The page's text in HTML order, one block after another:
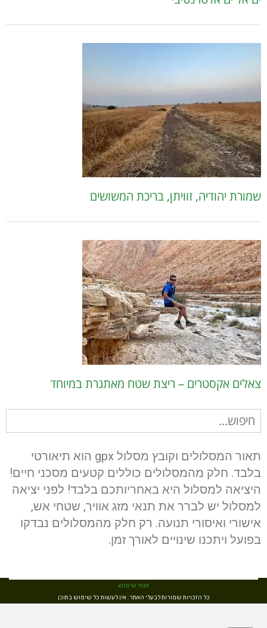
שמורת יהודיה, זוויתן, בריכת המשושים
צאלים אקסטרים – ריצת שטח מאתגרת במיוחד
חיפוש
עבור:
תאור המסלולים וקובץ מסלול gpx הוא תיאורטי
בלבד. חלק מהמסלולים כוללים קטעים מסכני חיים!
היציאה למסלול היא באחריותכם בלבד! לפני יציאה
למסלול יש לברר את תנאי מזג אוויר, שטחי אש,
אישורי ואיסורי תנועה. רק חלק מהמסלולים נבדקו
בפועל ויתכנו שינויים לאורך זמן.
תנאי שימוש
כל הזכויות שמורות לבעלי האתר. אין לעשות כל שימוש בתוכן